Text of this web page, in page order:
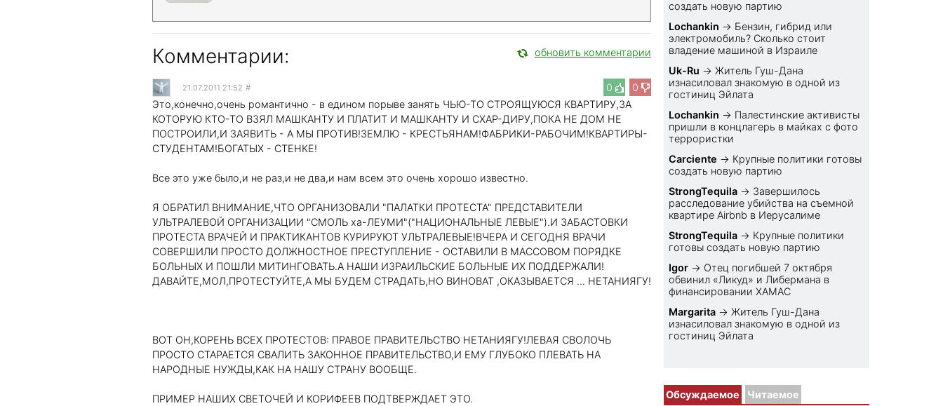
Комментарии: обновить комментарии
0 0
21.07.2011 21:52 #
Это,конечно,очень романтично - в едином порыве занять ЧЬЮ-ТО СТРОЯЩУЮСЯ КВАРТИРУ,ЗА
КОТОРУЮ КТО-ТО ВЗЯЛ МАШКАНТУ И ПЛАТИТ И МАШКАНТУ И СХАР-ДИРУ,ПОКА НЕ ДОМ НЕ
ПОСТРОИЛИ,И ЗАЯВИТЬ - А МЫ ПРОТИВ!ЗЕМЛЮ - КРЕСТЬЯНАМ!ФАБРИКИ-РАБОЧИМ!КВАРТИРЫ-
СТУДЕНТАМ!БОГАТЫХ - СТЕНКЕ!
Все это уже было,и не раз,и не два,и нам всем это очень хорошо известно.
Я ОБРАТИЛ ВНИМАНИЕ,ЧТО ОРГАНИЗОВАЛИ "ПАЛАТКИ ПРОТЕСТА" ПРЕДСТАВИТЕЛИ
УЛЬТРАЛЕВОЙ ОРГАНИЗАЦИИ "СМОЛЬ ха-ЛЕУМИ"("НАЦИОНАЛЬНЫЕ ЛЕВЫЕ").И ЗАБАСТОВКИ
ПРОТЕСТА ВРАЧЕЙ И ПРАКТИКАНТОВ КУРИРУЮТ УЛЬТРАЛЕВЫЕ!ВЧЕРА И СЕГОДНЯ ВРАЧИ
СОВЕРШИЛИ ПРОСТО ДОЛЖНОСТНОЕ ПРЕСТУПЛЕНИЕ - ОСТАВИЛИ В МАССОВОМ ПОРЯДКЕ
БОЛЬНЫХ И ПОШЛИ МИТИНГОВАТЬ.А НАШИ ИЗРАИЛЬСКИЕ БОЛЬНЫЕ ИХ ПОДДЕРЖАЛИ!
ДАВАЙТЕ,МОЛ,ПРОТЕСТУЙТЕ,А МЫ БУДЕМ СТРАДАТЬ,НО ВИНОВАТ ,ОКАЗЫВАЕТСЯ ... НЕТАНИЯГУ!
ВОТ ОН,КОРЕНЬ ВСЕХ ПРОТЕСТОВ: ПРАВОЕ ПРАВИТЕЛЬСТВО НЕТАНИЯГУ!ЛЕВАЯ СВОЛОЧЬ
ПРОСТО СТАРАЕТСЯ СВАЛИТЬ ЗАКОННОЕ ПРАВИТЕЛЬСТВО,И ЕМУ ГЛУБОКО ПЛЕВАТЬ НА
НАРОДНЫЕ НУЖДЫ,КАК НА НАШУ СТРАНУ ВООБЩЕ.
ПРИМЕР НАШИХ СВЕТОЧЕЙ И КОРИФЕЕВ ПОДТВЕРЖДАЕТ ЭТО.
создать новую партию
Lochankin → Бензин, гибрид или
электромобиль? Cколько стоит
владение машиной в Израиле
Uk-Ru → Житель Гуш-Дана
изнасиловал знакомую в одной из
гостиниц Эйлата
Lochankin → Палестинские активисты
пришли в концлагерь в майках с фото
террористки
Carciente → Крупные политики готовы
создать новую партию
StrongTequila → Завершилось
расследование убийства на съемной
квартире Airbnb в Иерусалиме
StrongTequila → Крупные политики
готовы создать новую партию
Igor → Отец погибшей 7 октября
обвинил «Ликуд» и Либермана в
финансировании ХАМАС
Margarita → Житель Гуш-Дана
изнасиловал знакомую в одной из
гостиниц Эйлата
Обсуждаемое Читаемое